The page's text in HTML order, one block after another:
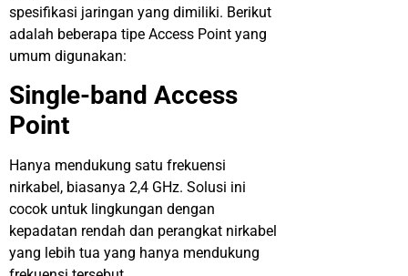
spesifikasi jaringan yang dimiliki. Berikut
adalah beberapa tipe Access Point yang
umum digunakan:
Single-band Access
Point
Hanya mendukung satu frekuensi
nirkabel, biasanya 2,4 GHz. Solusi ini
cocok untuk lingkungan dengan
kepadatan rendah dan perangkat nirkabel
yang lebih tua yang hanya mendukung